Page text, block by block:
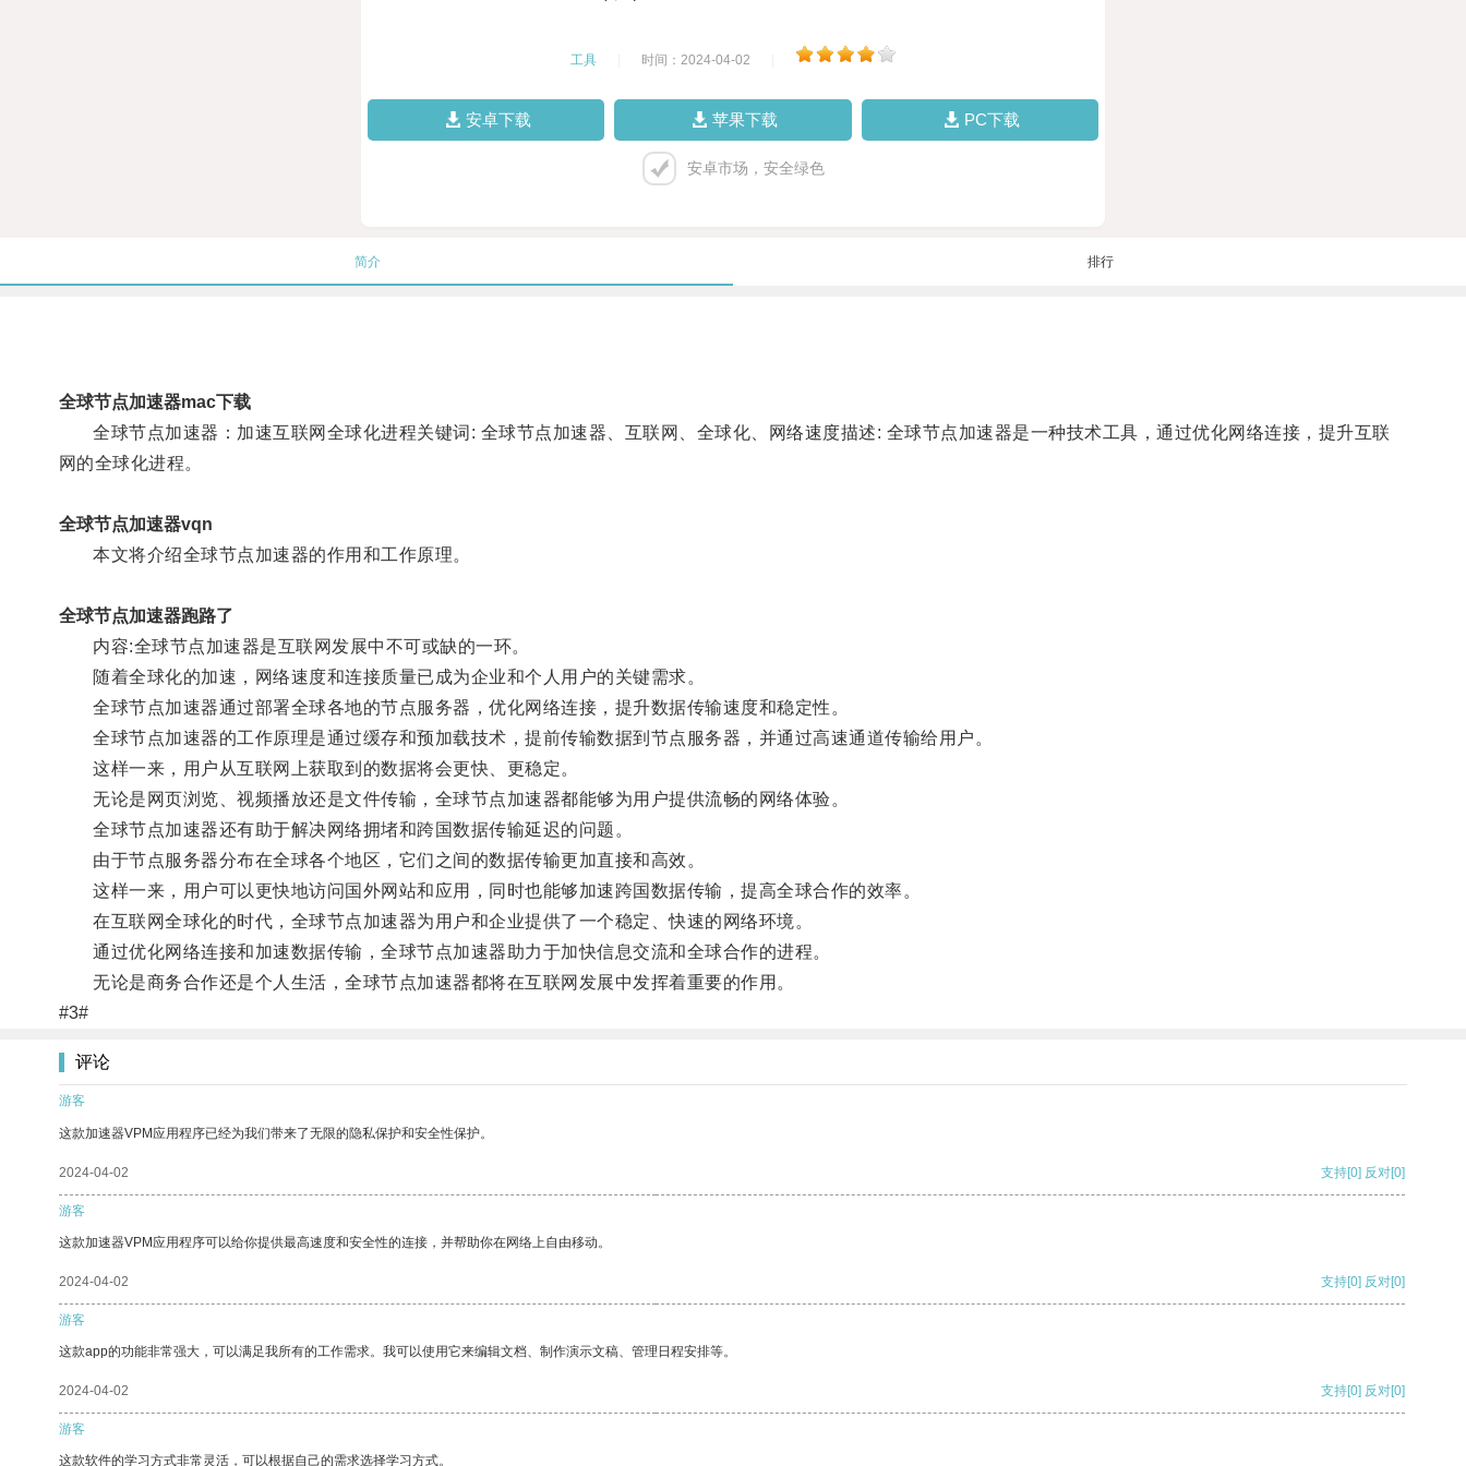
工具 时间：2024-04-02
安卓下载 苹果下载 PC下载
安卓市场，安全绿色
简介 排行
全球节点加速器mac下载
全球节点加速器：加速互联网全球化进程关键词: 全球节点加速器、互联网、全球化、网络速度描述: 全球节点加速器是一种技术工具，通过优化网络连接，提升互联
网的全球化进程。
全球节点加速器vqn
本文将介绍全球节点加速器的作用和工作原理。
全球节点加速器跑路了
内容:全球节点加速器是互联网发展中不可或缺的一环。
随着全球化的加速，网络速度和连接质量已成为企业和个人用户的关键需求。
全球节点加速器通过部署全球各地的节点服务器，优化网络连接，提升数据传输速度和稳定性。
全球节点加速器的工作原理是通过缓存和预加载技术，提前传输数据到节点服务器，并通过高速通道传输给用户。
这样一来，用户从互联网上获取到的数据将会更快、更稳定。
无论是网页浏览、视频播放还是文件传输，全球节点加速器都能够为用户提供流畅的网络体验。
全球节点加速器还有助于解决网络拥堵和跨国数据传输延迟的问题。
由于节点服务器分布在全球各个地区，它们之间的数据传输更加直接和高效。
这样一来，用户可以更快地访问国外网站和应用，同时也能够加速跨国数据传输，提高全球合作的效率。
在互联网全球化的时代，全球节点加速器为用户和企业提供了一个稳定、快速的网络环境。
通过优化网络连接和加速数据传输，全球节点加速器助力于加快信息交流和全球合作的进程。
无论是商务合作还是个人生活，全球节点加速器都将在互联网发展中发挥着重要的作用。
#3#
评论
游客
这款加速器VPM应用程序已经为我们带来了无限的隐私保护和安全性保护。
2024-04-02 支持[0] 反对[0]
游客
这款加速器VPM应用程序可以给你提供最高速度和安全性的连接，并帮助你在网络上自由移动。
2024-04-02 支持[0] 反对[0]
游客
这款app的功能非常强大，可以满足我所有的工作需求。我可以使用它来编辑文档、制作演示文稿、管理日程安排等。
2024-04-02 支持[0] 反对[0]
游客
这款软件的学习方式非常灵活，可以根据自己的需求选择学习方式。